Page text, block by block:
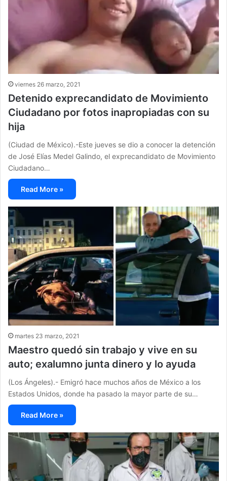
viernes 26 marzo, 2021
Detenido exprecandidato de Movimiento
Ciudadano por fotos inapropiadas con su
hija
(Ciudad de México).-Este jueves se dio a conocer la detención
de José Elías Medel Galindo, el exprecandidato de Movimiento
Ciudadano…
Read More »
martes 23 marzo, 2021
Maestro quedó sin trabajo y vive en su
auto; exalumno junta dinero y lo ayuda
(Los Ángeles).- Emigró hace muchos años de México a los
Estados Unidos, donde ha pasado la mayor parte de su…
Read More »